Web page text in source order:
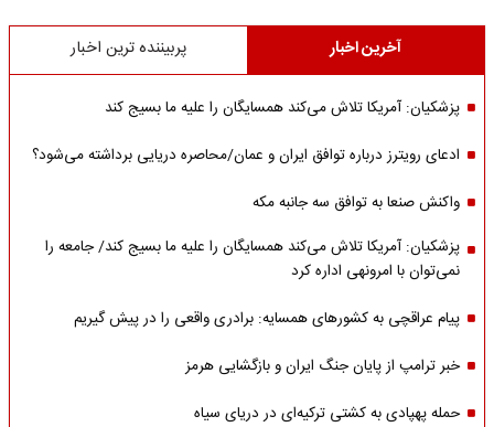
آخرین اخبار پربیننده ترین اخبار
پزشکیان: آمریکا تلاش می‌کند همسایگان را علیه ما بسیج کند
ادعای رویترز درباره توافق ایران و عمان/محاصره دریایی برداشته می‌شود؟
واکنش صنعا به توافق سه جانبه مکه
پزشکیان: آمریکا تلاش می‌کند همسایگان را علیه ما بسیج کند/ جامعه را
نمی‌توان با امرونهی اداره کرد
پیام عراقچی به کشورهای همسایه: برادری واقعی را در پیش گیریم
خبر ترامپ از پایان جنگ ایران و بازگشایی هرمز
حمله پهپادی به کشتی ترکیه‌ای در دریای سیاه